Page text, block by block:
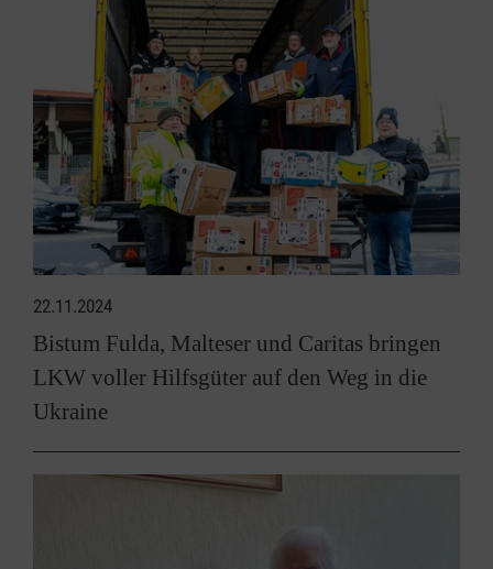
22.11.2024
Bistum Fulda, Malteser und Caritas bringen
LKW voller Hilfsgüter auf den Weg in die
Ukraine